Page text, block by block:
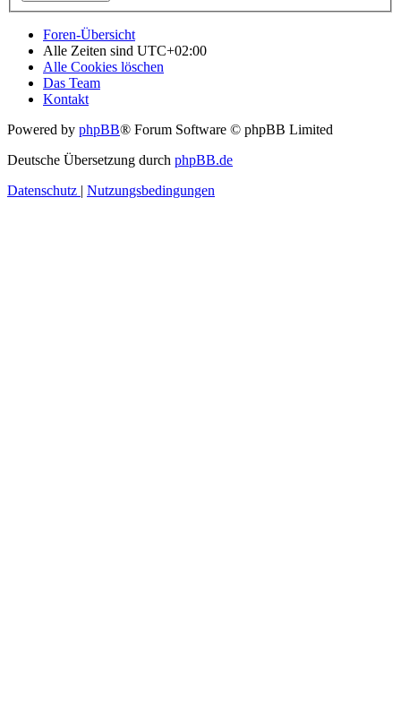
Foren-Übersicht
Alle Zeiten sind UTC+02:00
Alle Cookies löschen
Das Team
Kontakt
Powered by phpBB® Forum Software © phpBB Limited
Deutsche Übersetzung durch phpBB.de
Datenschutz | Nutzungsbedingungen